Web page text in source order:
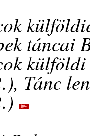
táncai
Tánc